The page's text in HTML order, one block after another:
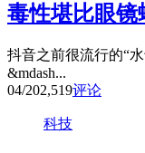
毒性堪比眼镜
抖音之前很流行的“
&mdash...
04/202,519评论
科技